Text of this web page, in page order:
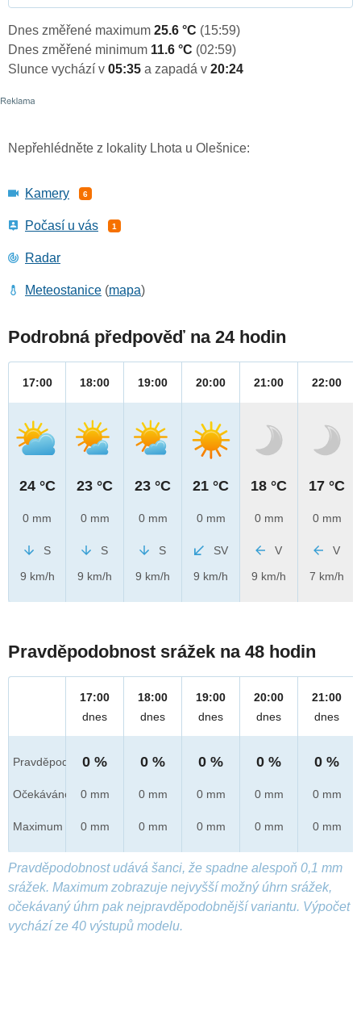
Dnes změřené maximum 25.6 °C (15:59)
Dnes změřené minimum 11.6 °C (02:59)
Slunce vychází v 05:35 a zapadá v 20:24
Nepřehlédněte z lokality Lhota u Olešnice:
Kamery 6
Počasí u vás 1
Radar
Meteostanice (mapa)
Podrobná předpověď na 24 hodin
17:00
24 °C
0 mm
S
9 km/h
18:00
23 °C
0 mm
S
9 km/h
19:00
23 °C
0 mm
S
9 km/h
20:00
21 °C
0 mm
SV
9 km/h
21:00
18 °C
0 mm
V
9 km/h
22:00
17 °C
0 mm
V
7 km/h
Pravděpodobnost srážek na 48 hodin
Pravděpod.
Očekáváno
Maximum
17:00
dnes
0 %
0 mm
0 mm
18:00
dnes
0 %
0 mm
0 mm
19:00
dnes
0 %
0 mm
0 mm
20:00
dnes
0 %
0 mm
0 mm
21:00
dnes
0 %
0 mm
0 mm
Pravděpodobnost udává šanci, že spadne alespoň 0,1 mm
srážek. Maximum zobrazuje nejvyšší možný úhrn srážek,
očekávaný úhrn pak nejpravděpodobnější variantu. Výpočet
vychází ze 40 výstupů modelu.